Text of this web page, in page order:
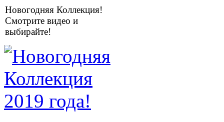
Новогодняя Коллекция!
Смотрите видео и
выбирайте!